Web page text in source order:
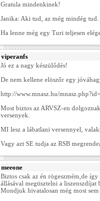
Gratula mindenkinek!
Janika: Aki tud, az még mindég tud.
Ha lenne még egy Turi teljesen
viperanfs
Jó ez a nagy készülődés!
De nem kellene elöszőr egy
http://www.mnasz.hu/
Most biztos az ARVSZ-en
versenyek.
MI lesz a lábatlani versennyel,
Vagy azt SE tudja az RSB
meeone
Biztos csak az én rögeszmém,de
állásával megtisztelni a liszenszdíjat
Mondjuk hivatalosan még most